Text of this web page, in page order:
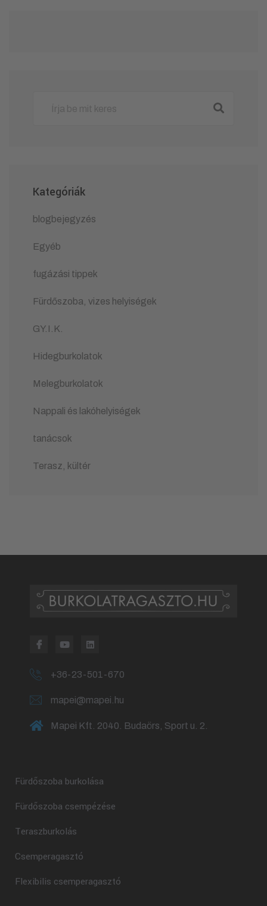
Kategóriák
blogbejegyzés
Egyéb
fugázási tippek
Fürdőszoba, vizes helyiségek
GY.I.K.
Hidegburkolatok
Melegburkolatok
Nappali és lakóhelyiségek
tanácsok
Terasz, kültér
+36-23-501-670
mapei@mapei.hu
Mapei Kft. 2040. Budaörs, Sport u. 2.
Fürdőszoba burkolása
Fürdőszoba csempézése
Teraszburkolás
Csemperagasztó
Flexibilis csemperagasztó